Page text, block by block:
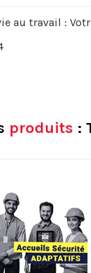
au travail :
produits :